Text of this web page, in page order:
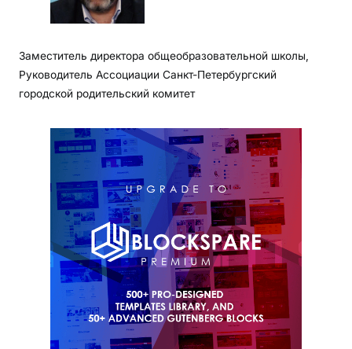
Заместитель директора общеобразовательной школы,
Руководитель Ассоциации Санкт-Петербургский
городской родительский комитет